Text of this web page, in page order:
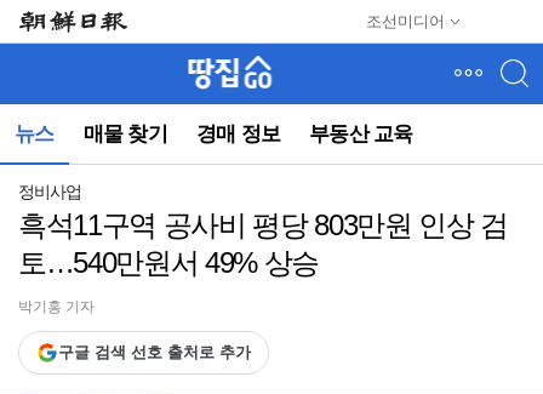
조선미디어
뉴스 매물 찾기 경매 정보 부동산 교육
뉴
(컨
정비사업
흑석11구역 공사비 평당 803만원 인상 검
토…540만원서 49% 상승
박기홍 기자
구글 검색 선호 출처로 추가